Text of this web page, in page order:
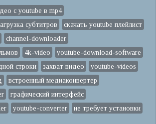
с youtube в mp4
субтитров
скачать youtube плейлист
channel-downloader
4k-video
youtube-download-software
строки
захват видео
youtube-videos
встроенный медиаконвертер
графический интерфейс
youtube-converter
не требует установки